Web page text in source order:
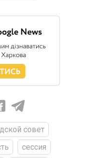
совет
сессия